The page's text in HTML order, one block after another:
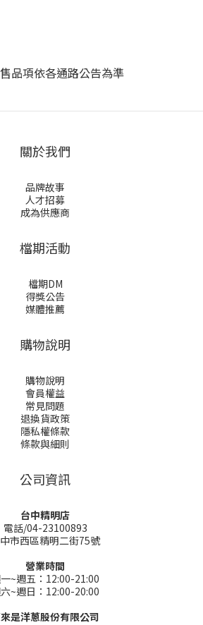
品項依各通路公告為準
關於我們
品牌故事
人才招募
成為供應商
檔期活動
檔期DM
得獎公告
媒體推薦
購物說明
購物說明
會員權益
常見問題
退換貨政策
隱私權條款
條款與細則
公司資訊
台中精明店
電話/04-23100893
市西區精明二街75號
營業時間
~週五：12:00-21:00
~週日：12:00-20:00
是洋蔥股份有限公司